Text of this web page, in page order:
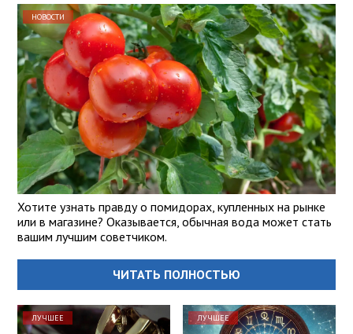
НОВОСТИ
Хотите узнать правду о помидорах, купленных на рынке
или в магазине? Оказывается, обычная вода может стать
вашим лучшим советчиком.
ЧИТАТЬ ПОЛНОСТЬЮ
ЛУЧШЕЕ ЛУЧШЕЕ